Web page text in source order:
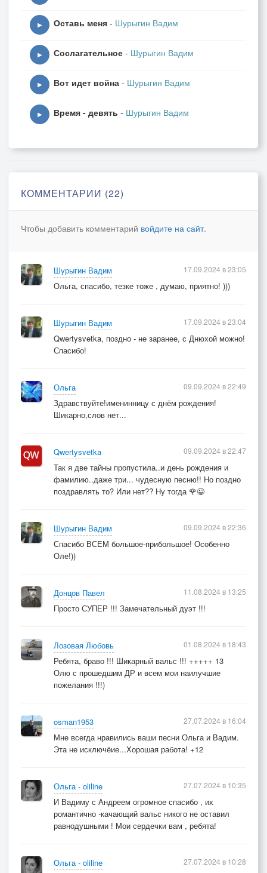
▶ Оставь меня - Шурыгин Вадим
▶ Сослагательное - Шурыгин Вадим
▶ Вот идет война - Шурыгин Вадим
▶ Время - девять - Шурыгин Вадим
КОММЕНТАРИИ (22)
Чтобы добавить комментарий войдите на сайт.
Шурыгин Вадим
Ольга, спасибо, тезке тоже , думаю, приятно! )))
17.09.2024 в 23:05
Шурыгин Вадим
Qwertysvetka, поздно - не заранее, с Днюхой можно!
Спасибо!
17.09.2024 в 23:04
Ольга
Здравствуйте!именинницу с днём рождения!
Шикарно,слов нет...
09.09.2024 в 22:49
Qwertysvetka
Так я две тайны пропустила..и день рождения и
фамилию..даже три... чудесную песню!! Но поздно
поздравлять то? Или нет?? Ну тогда 🌹😉
09.09.2024 в 22:47
Шурыгин Вадим
Спасибо ВСЕМ большое-прибольшое! Особенно
Оле!))
09.09.2024 в 22:36
Донцов Павел
Просто СУПЕР !!! Замечательный дуэт !!!
11.08.2024 в 13:25
Лозовая Любовь
Ребята, браво !!! Шикарный вальс !!! +++++ 13
Олю с прошедшим ДР и всем мои наилучшие
пожелания !!!)
01.08.2024 в 18:43
osman1953
Мне всегда нравились ваши песни Ольга и Вадим.
Эта не исключёие...Хорошая работа! +12
27.07.2024 в 16:04
Ольга - oliline
И Вадиму с Андреем огромное спасибо , их
романтично -качающий вальс никого не оставил
равнодушными ! Мои сердечки вам , ребята!
27.07.2024 в 10:35
Ольга - oliline
27.07.2024 в 10:28